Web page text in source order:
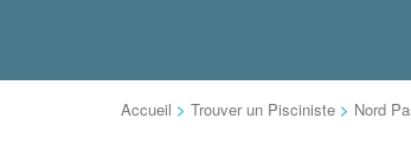
Accueil > Trouver un Pisciniste > Nord